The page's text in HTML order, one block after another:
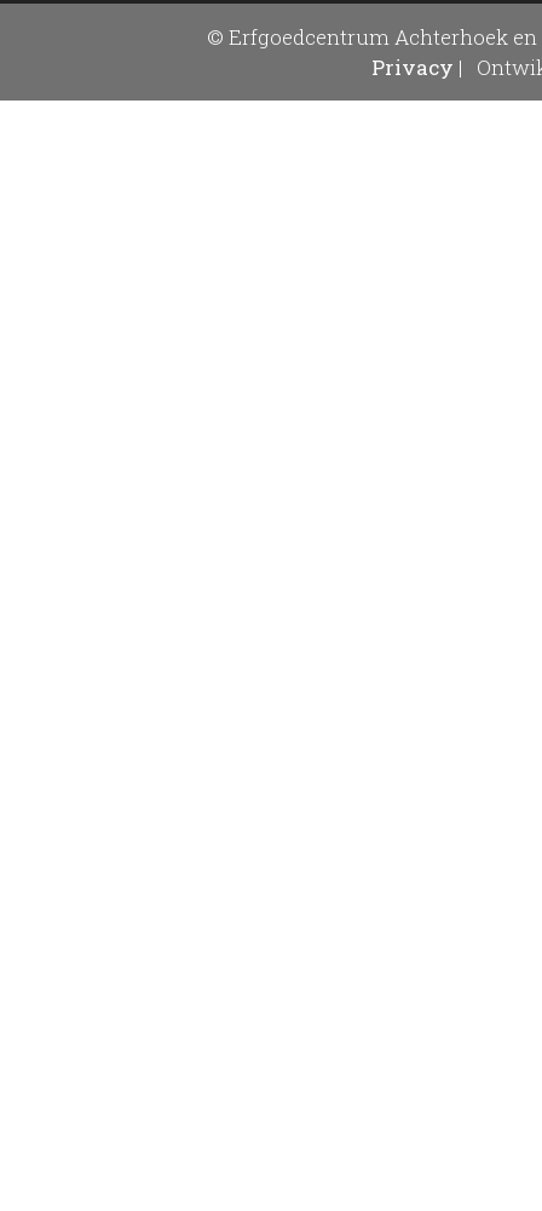
© Erfgoedcentrum Achterhoek en
Privacy |